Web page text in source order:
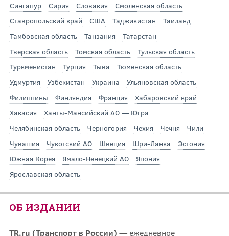
Сингапур
Сирия Словакия
Смоленская область
Ставропольский край
США Таджикистан
Таиланд
Тамбовская область
Танзания
Татарстан
Тверская область
Томская область
Тульская область
Туркменистан
Турция Тыва
Тюменская область
Удмуртия
Узбекистан Украина
Ульяновская область
Филиппины
Финляндия Франция
Хабаровский край
Хакасия
Ханты-Мансийский АО — Югра
Челябинская область
Черногория Чехия Чечня
Чили
Чувашия
Чукотский АО Швеция Шри-Ланка
Эстония
Южная Корея
Ямало-Ненецкий АО
Япония
Ярославская область
ОБ ИЗДАНИИ
TR.ru (Транспорт в России) — ежедневное